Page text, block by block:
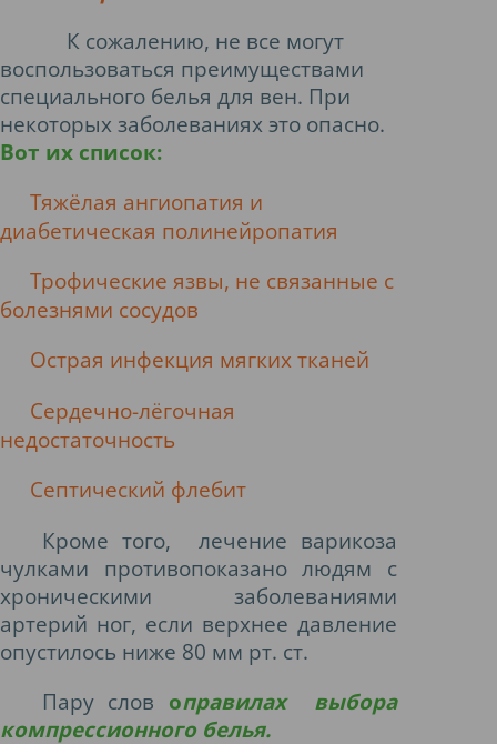
К сожалению, не все могут
воспользоваться преимуществами
специального белья для вен. При
некоторых заболеваниях это опасно.
Вот их список:
Тяжёлая ангиопатия и
диабетическая полинейропатия
Трофические язвы, не связанные с
болезнями сосудов
Острая инфекция мягких тканей
Сердечно-лёгочная
недостаточность
Септический флебит
Кроме того, лечение варикоза
чулками противопоказано людям с
хроническими заболеваниями
артерий ног, если верхнее давление
опустилось ниже 80 мм рт. ст.
Пару слов оправилах выбора
компрессионного белья.